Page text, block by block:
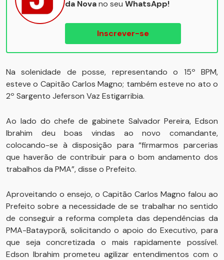
da Novano seu WhatsApp!
Inscrever-se
Na solenidade de posse, representando o 15º BPM,
esteve o Capitão Carlos Magno; também esteve no ato o
2º Sargento Jeferson Vaz Estigarribia.
Ao lado do chefe de gabinete Salvador Pereira, Edson
Ibrahim deu boas vindas ao novo comandante,
colocando-se à disposição para “firmarmos parcerias
que haverão de contribuir para o bom andamento dos
trabalhos da PMA”, disse o Prefeito.
Aproveitando o ensejo, o Capitão Carlos Magno falou ao
Prefeito sobre a necessidade de se trabalhar no sentido
de conseguir a reforma completa das dependências da
PMA-Batayporã, solicitando o apoio do Executivo, para
que seja concretizada o mais rapidamente possível.
Edson Ibrahim prometeu agilizar entendimentos com o